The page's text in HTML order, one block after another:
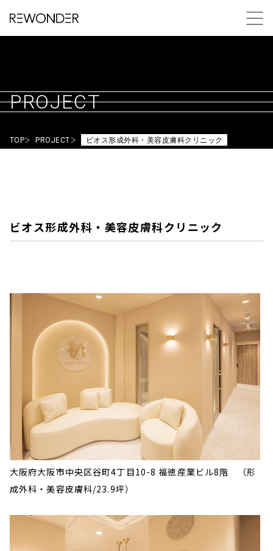
PROJECT
TOP PROJECT ビオス形成外科・美容皮膚科クリニック
ビオス形成外科・美容皮膚科クリニック
大阪府大阪市中央区谷町4丁目10-8 福徳産業ビル8階 （形
成外科・美容皮膚科/23.9坪）